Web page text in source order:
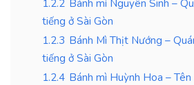
1.2.2 Bánh mì Nguyên Sinh –
tiếng ở Sài Gòn
1.2.3 Bánh Mì Thịt Nướng –
tiếng ở Sài Gòn
1.2.4 Bánh mì Huỳnh Hoa –